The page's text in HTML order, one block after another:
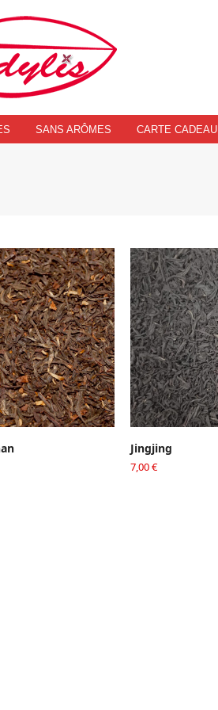
SANS ARÔMES CARTE CADEAU
Jingjing
7,00€